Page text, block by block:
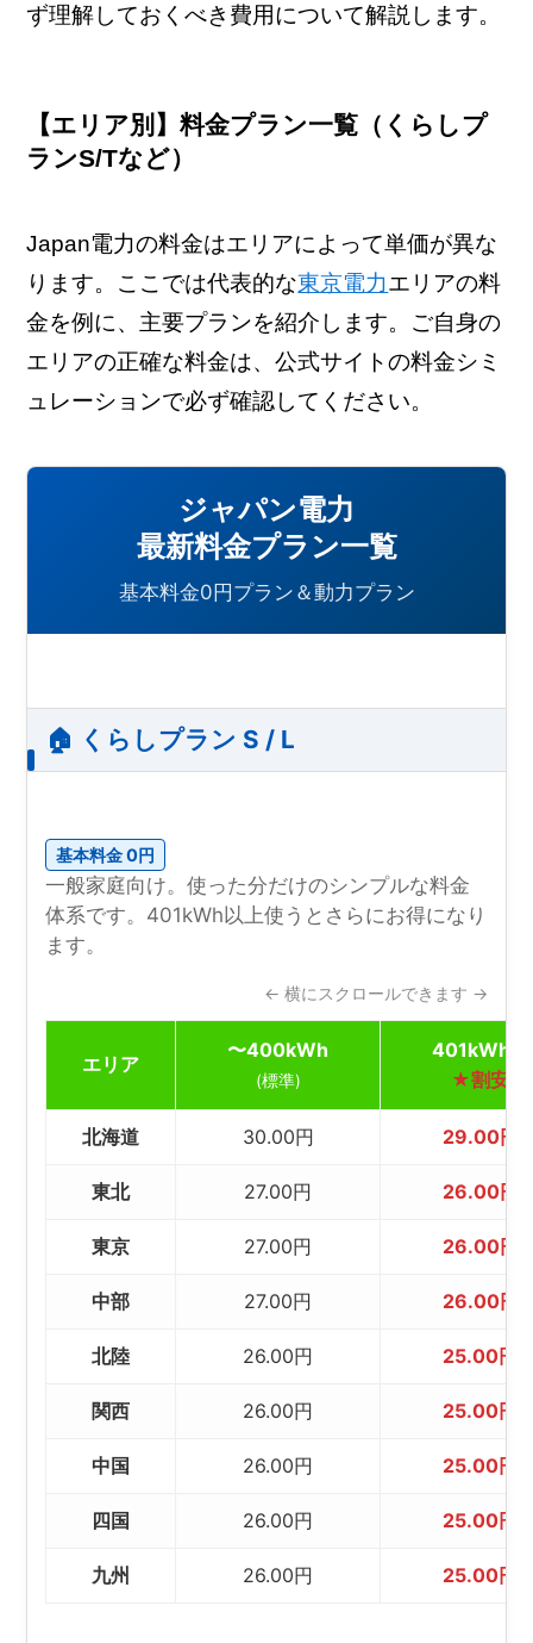
ず理解しておくべき費用について解説します。
【エリア別】料金プラン一覧（くらしプ
ランS/Tなど）
Japan電力の料金はエリアによって単価が異な
ります。ここでは代表的な東京電力エリアの料
金を例に、主要プランを紹介します。ご自身の
エリアの正確な料金は、公式サイトの料金シミ
ュレーションで必ず確認してください。
ジャパン電力
最新料金プラン一覧
基本料金0円プラン＆動力プラン
🏠 くらしプラン S / L
基本料金 0円
一般家庭向け。使った分だけのシンプルな料金
体系です。401kWh以上使うとさらにお得になり
ます。
← 横にスクロールできます →
エリア
〜400kWh
(標準)
401kWh〜
★割安
北海道 30.00円 29.00円
東北 27.00円 26.00円
東京 27.00円 26.00円
中部 27.00円 26.00円
北陸 26.00円 25.00円
関西 26.00円 25.00円
中国 26.00円 25.00円
四国 26.00円 25.00円
九州 26.00円 25.00円